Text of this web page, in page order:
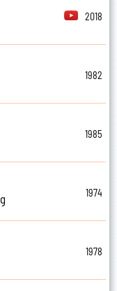
2018
1982
1985
1974
1978